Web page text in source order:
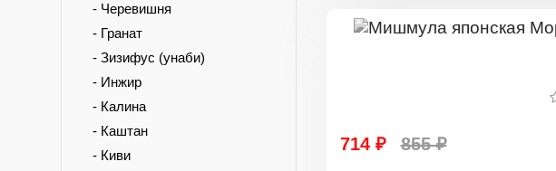
- Черевишня
- Гранат
- Зизифус (унаби)
- Инжир
- Калина
- Каштан
- Киви
714 ₽ 855 ₽